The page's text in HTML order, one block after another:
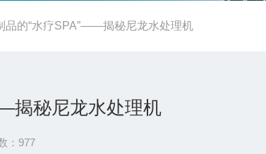
品的“水疗SPA”——揭秘尼龙水处理机
揭秘尼龙水处理机
：977